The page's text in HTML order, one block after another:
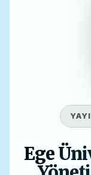
Ege